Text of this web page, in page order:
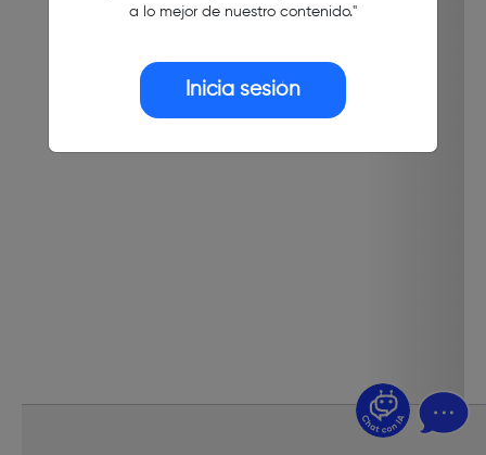
a lo mejor de nuestro contenido."
Inicia sesión